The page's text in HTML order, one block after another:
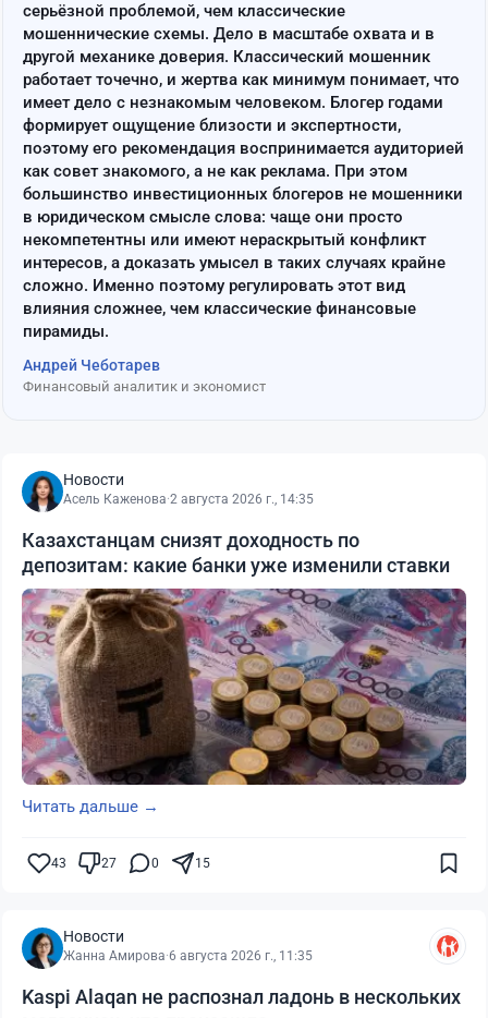
серьёзной проблемой, чем классические
мошеннические схемы. Дело в масштабе охвата и в
другой механике доверия. Классический мошенник
работает точечно, и жертва как минимум понимает, что
имеет дело с незнакомым человеком. Блогер годами
формирует ощущение близости и экспертности,
поэтому его рекомендация воспринимается аудиторией
как совет знакомого, а не как реклама. При этом
большинство инвестиционных блогеров не мошенники
в юридическом смысле слова: чаще они просто
некомпетентны или имеют нераскрытый конфликт
интересов, а доказать умысел в таких случаях крайне
сложно. Именно поэтому регулировать этот вид
влияния сложнее, чем классические финансовые
пирамиды.
Андрей Чеботарев
Финансовый аналитик и экономист
Новости
Асель Каженова·2 августа 2026 г., 14:35
Казахстанцам снизят доходность по
депозитам: какие банки уже изменили ставки
Читать дальше →
43 27 0 15
Новости
Жанна Амирова·6 августа 2026 г., 11:35
Kaspi Alaqan не распознал ладонь в нескольких